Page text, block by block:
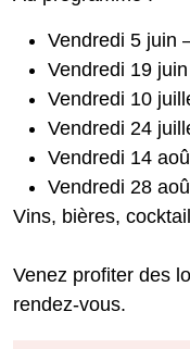
Vendredi 5 juin
Vendredi 19
Vendredi 10
Vendredi 24
Vendredi 14
Vendredi 28
Vins, bières,
Venez profiter des
rendez-vous.